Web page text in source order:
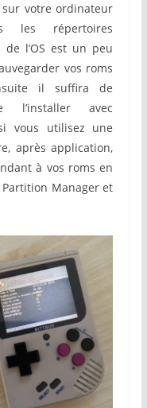
votre ordinateur
répertoires
l’OS est un peu
vos roms
il suffira de
l’installer avec
vous utilisez une
après application,
à vos roms en
Manager et